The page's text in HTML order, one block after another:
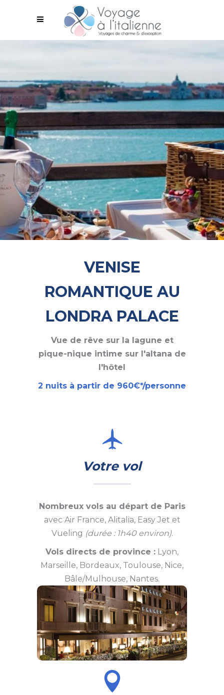
VENISE
ROMANTIQUE AU
LONDRA PALACE
Vue de rêve sur la lagune et
pique-nique intime sur l'altana de
l'hôtel
2 nuits à partir de 960€*/personne
Votre vol
Nombreux vols au départ de Paris
avec Air France, Alitalia, Easy Jet et
Vueling (durée : 1h40 environ).
Vols directs de province : Lyon,
Marseille, Bordeaux, Toulouse, Nice,
Bâle/Mulhouse, Nantes.